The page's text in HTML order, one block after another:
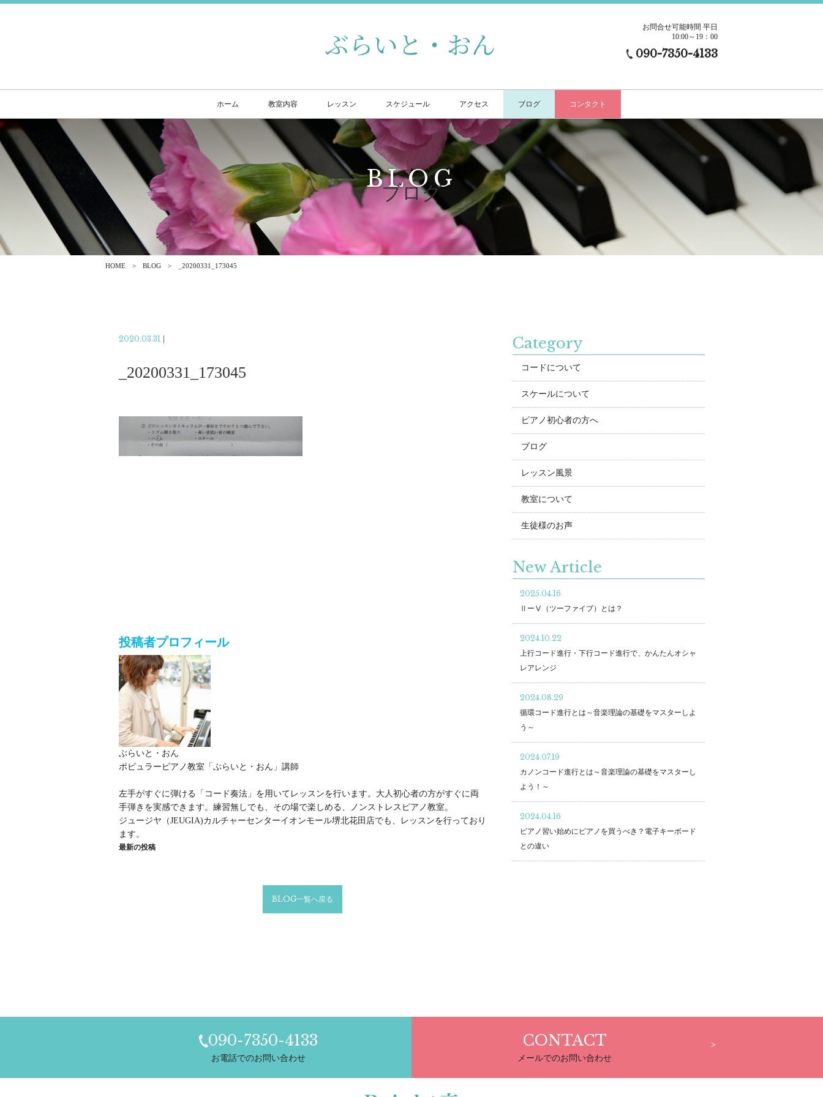
お問合せ可能時間 平日
10:00～19：00
090-7350-4133
ホーム 教室内容 レッスン スケジュール アクセス ブログ コンタクト
BLOG
ブログ
HOME BLOG _20200331_173045
2020.03.31|
_20200331_173045
投稿者プロフィール
ぶらいと・おん
ポピュラーピアノ教室「ぶらいと・おん」講師
左手がすぐに弾ける「コード奏法」を用いてレッスンを行います。大人初心者の方がすぐに両
手弾きを実感できます。練習無しでも、その場で楽しめる、ノンストレスピアノ教室。
ジュージヤ（JEUGIA)カルチャーセンターイオンモール堺北花田店でも、レッスンを行っており
ます。
最新の投稿
BLOG一覧へ戻る
Category
コードについて
スケールについて
ピアノ初心者の方へ
ブログ
レッスン風景
教室について
生徒様のお声
New Article
2025.04.16
ⅡーⅤ（ツーファイブ）とは？
2024.10.22
上行コード進行・下行コード進行で、かんたんオシャ
レアレンジ
2024.08.29
循環コード進行とは～音楽理論の基礎をマスターしよ
う～
2024.07.19
カノンコード進行とは～音楽理論の基礎をマスターし
よう！～
2024.04.16
ピアノ習い始めにピアノを買うべき？電子キーボード
との違い
090-7350-4133
お電話でのお問い合わせ
CONTACT
メールでのお問い合わせ